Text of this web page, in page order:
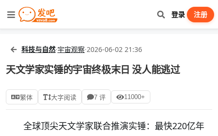
登录 注册
科技与自然·宇宙观察·2026-06-02 21:36
天文学家实锤的宇宙终极末日 没人能逃过
繁体 大字阅读 7 评 11000+
全球顶尖天文学家联合推演实锤：最快220亿年